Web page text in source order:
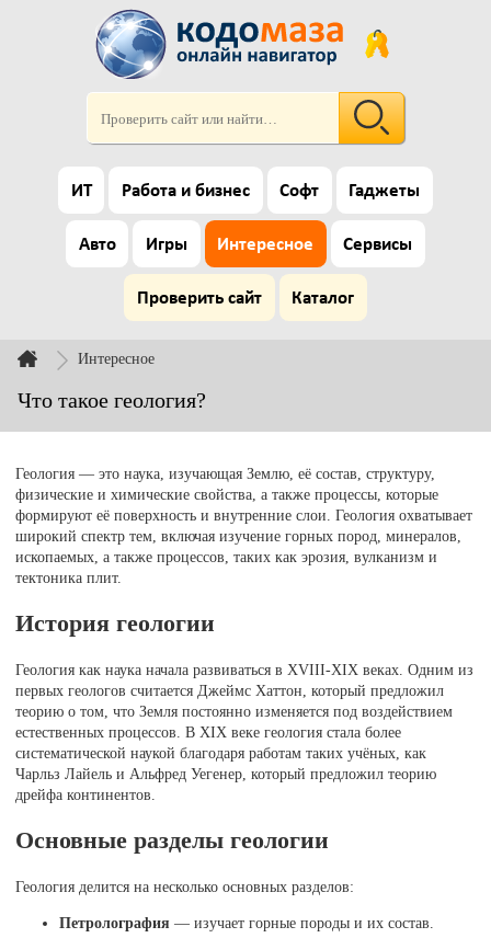
ИТ Работа и бизнес Софт Гаджеты
Авто Игры Интересное Сервисы
Проверить сайт Каталог
Интересное
Что такое геология?
Геология — это наука, изучающая Землю, её состав, структуру,
физические и химические свойства, а также процессы, которые
формируют её поверхность и внутренние слои. Геология охватывает
широкий спектр тем, включая изучение горных пород, минералов,
ископаемых, а также процессов, таких как эрозия, вулканизм и
тектоника плит.
История геологии
Геология как наука начала развиваться в XVIII-XIX веках. Одним из
первых геологов считается Джеймс Хаттон, который предложил
теорию о том, что Земля постоянно изменяется под воздействием
естественных процессов. В XIX веке геология стала более
систематической наукой благодаря работам таких учёных, как
Чарльз Лайель и Альфред Уегенер, который предложил теорию
дрейфа континентов.
Основные разделы геологии
Геология делится на несколько основных разделов:
Петролография — изучает горные породы и их состав.